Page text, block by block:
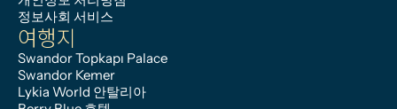
정보사회 서비스
여행지
Swandor Topkapı Palace
Swandor Kemer
Lykia World 안탈리아